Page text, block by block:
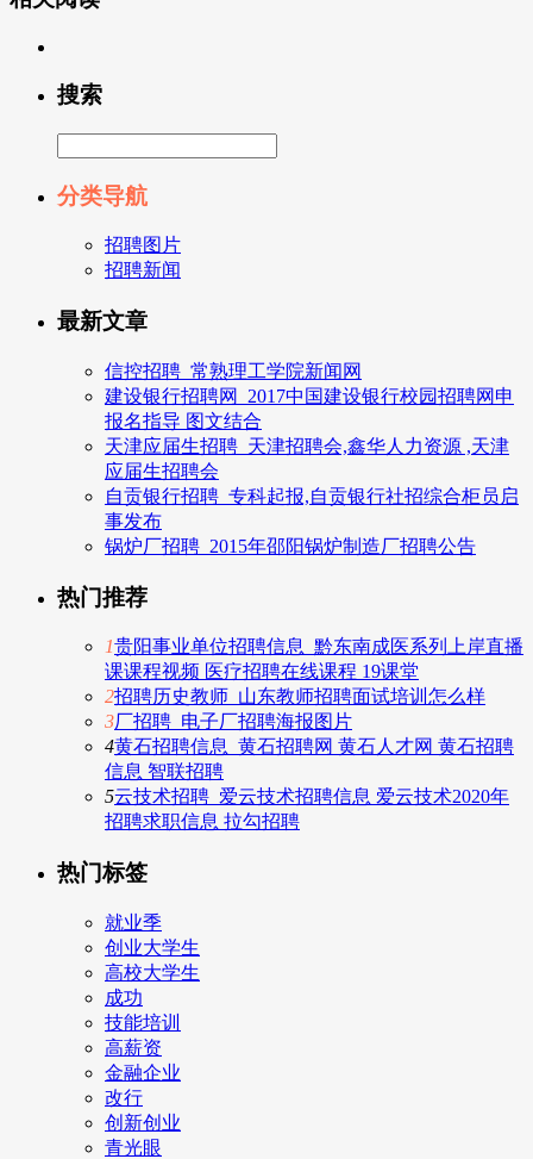
搜索
分类导航
招聘图片
招聘新闻
最新文章
信控招聘_常熟理工学院新闻网
建设银行招聘网_2017中国建设银行校园招聘网申
报名指导 图文结合
天津应届生招聘_天津招聘会,鑫华人力资源 ,天津
应届生招聘会
自贡银行招聘_专科起报,自贡银行社招综合柜员启
事发布
锅炉厂招聘_2015年邵阳锅炉制造厂招聘公告
热门推荐
1贵阳事业单位招聘信息_黔东南成医系列上岸直播
课课程视频 医疗招聘在线课程 19课堂
2招聘历史教师_山东教师招聘面试培训怎么样
3厂招聘_电子厂招聘海报图片
4黄石招聘信息_黄石招聘网 黄石人才网 黄石招聘
信息 智联招聘
5云技术招聘_爱云技术招聘信息 爱云技术2020年
招聘求职信息 拉勾招聘
热门标签
就业季
创业大学生
高校大学生
成功
技能培训
高薪资
金融企业
改行
创新创业
青光眼